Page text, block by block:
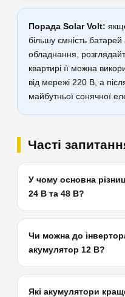
Порада Solar Volt:
більшу ємність
обладнання,
квартирі її можна
від мережі 220 В, а
майбутньої сонячної
Часті
У чому основна
24 В та 48 В?
Чи можна до
акумулятор 12 В?
Які акумулятори